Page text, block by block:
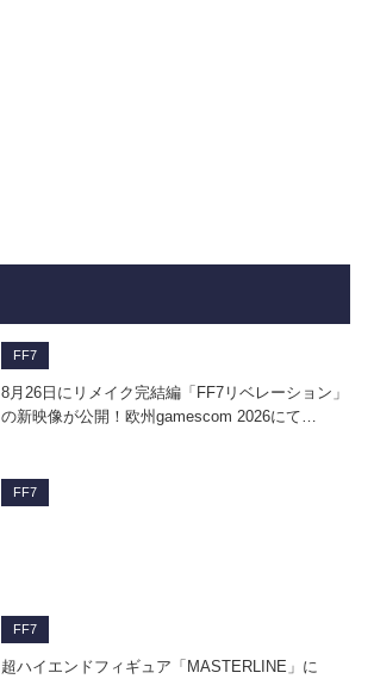
FF7
8月26日にリメイク完結編「FF7リベレーション」
の新映像が公開！欧州gamescom 2026にて…
FF7
FF7
超ハイエンドフィギュア「MASTERLINE」に